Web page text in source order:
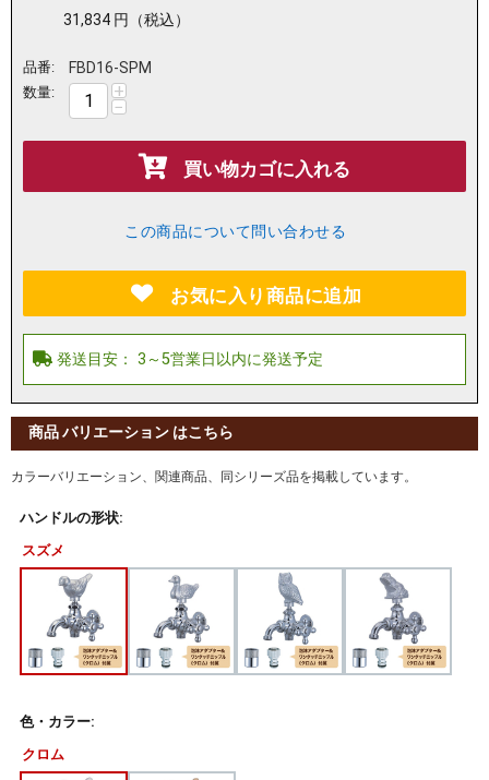
31,834 円 （税込）
品番: FBD16-SPM
数量: +
−
買い物カゴに入れる
この商品について問い合わせる
お気に入り商品に追加
商品 バリエーション はこちら
カラーバリエーション、関連商品、同シリーズ品を掲載しています。
ハンドルの形状:
スズメ
色・カラー:
クロム